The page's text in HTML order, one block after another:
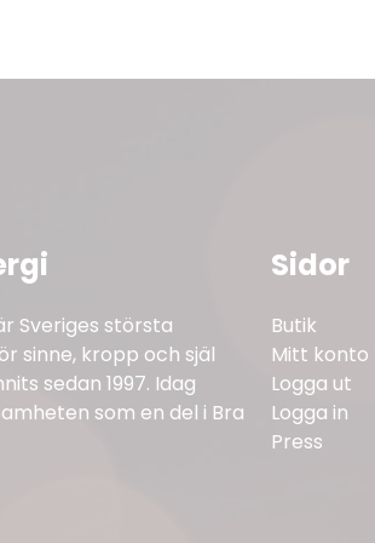
Sveriges största
sinne, kropp och själ
sedan 1997. Idag
som en del i Bra
Sidor
Butik
Mitt konto
Logga ut
Logga in
Press